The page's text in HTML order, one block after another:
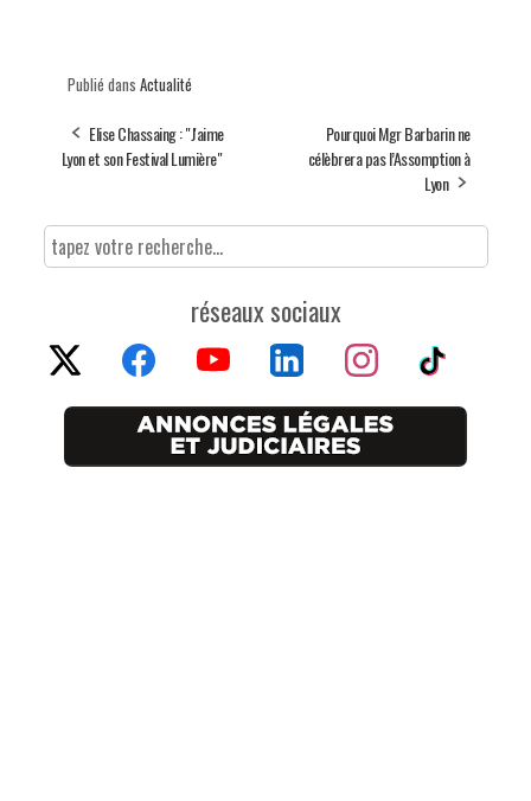
Publié dans Actualité
Elise Chassaing : "J'aime
Lyon et son Festival Lumière"
Pourquoi Mgr Barbarin ne
célèbrera pas l’Assomption à
Lyon
réseaux sociaux